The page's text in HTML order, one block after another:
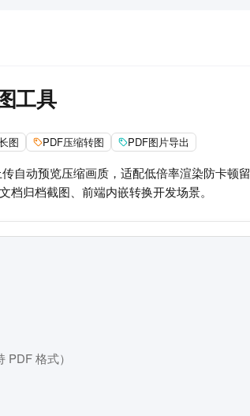
工具
图 PDF压缩转图 PDF图片导出
自动预览压缩画质，适配低倍率渲染防卡顿留
归档截图、前端内嵌转换开发场景。
格式）